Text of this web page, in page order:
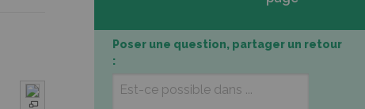
Poser une question, partager un retour
: